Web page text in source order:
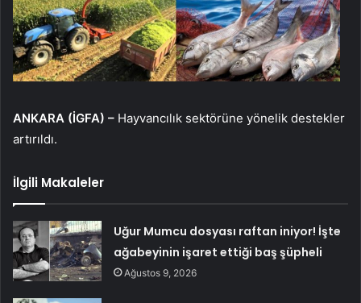
ANKARA (İGFA) – Hayvancılık sektörüne yönelik destekler
artırıldı.
İlgili Makaleler
Uğur Mumcu dosyası raftan iniyor! İşte
ağabeyinin işaret ettiği baş şüpheli
Ağustos 9, 2026